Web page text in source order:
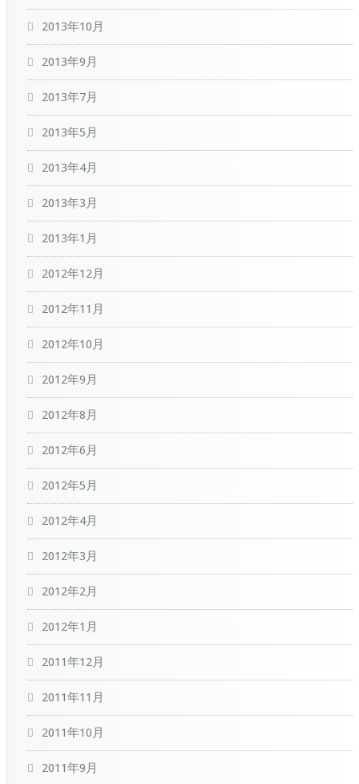
2013年10月
2013年9月
2013年7月
2013年5月
2013年4月
2013年3月
2013年1月
2012年12月
2012年11月
2012年10月
2012年9月
2012年8月
2012年6月
2012年5月
2012年4月
2012年3月
2012年2月
2012年1月
2011年12月
2011年11月
2011年10月
2011年9月